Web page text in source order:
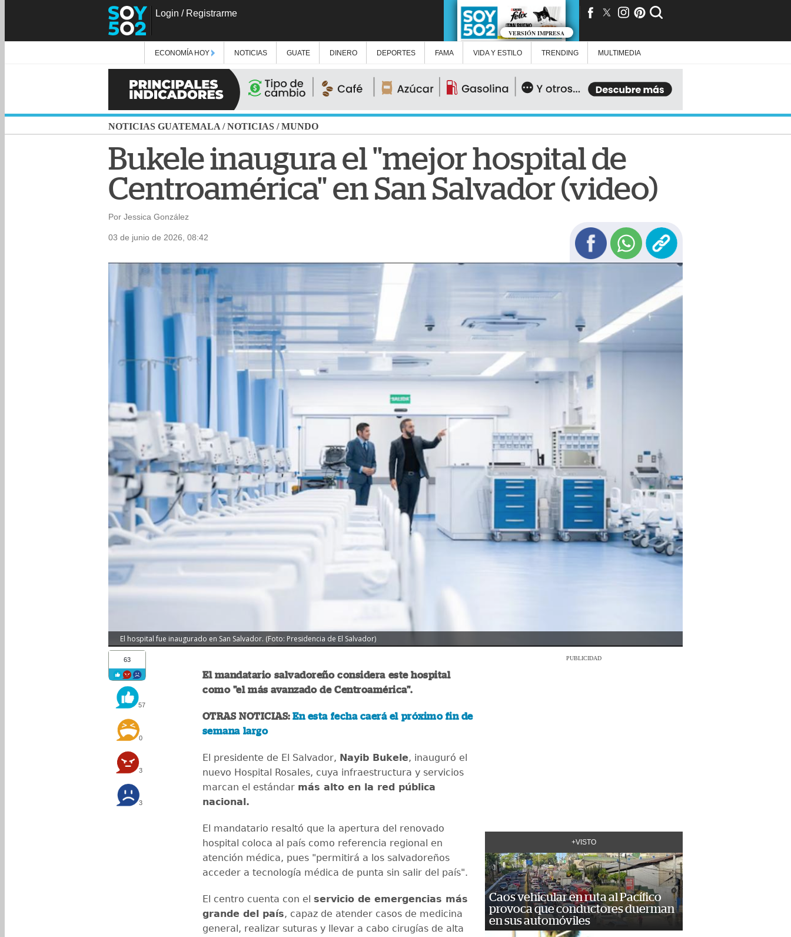
Login / Registrarme
VERSIÓN IMPRESA
ECONOMÍA HOY NOTICIAS GUATE DINERO DEPORTES FAMA VIDA Y ESTILO TRENDING MULTIMEDIA
NOTICIAS GUATEMALA /NOTICIAS /MUNDO
Bukele inaugura el "mejor hospital de
Centroamérica" en San Salvador (video)
Por Jessica González
03 de junio de 2026, 08:42
El hospital fue inaugurado en San Salvador. (Foto: Presidencia de El Salvador)
63
57
0
3
3
El mandatario salvadoreño considera este hospital
como "el más avanzado de Centroamérica".
OTRAS NOTICIAS:En esta fecha caerá el próximo fin de
semana largo
El presidente de El Salvador, Nayib Bukele, inauguró el
nuevo Hospital Rosales, cuya infraestructura y servicios
marcan el estándar más alto en la red pública
nacional.
El mandatario resaltó que la apertura del renovado
hospital coloca al país como referencia regional en
atención médica, pues "permitirá a los salvadoreños
acceder a tecnología médica de punta sin salir del país".
El centro cuenta con el servicio de emergencias más
grande del país, capaz de atender casos de medicina
general, realizar suturas y llevar a cabo cirugías de alta
PUBLICIDAD
+VISTO
Caos vehicular en ruta al Pacífico
provoca que conductores duerman
en sus automóviles